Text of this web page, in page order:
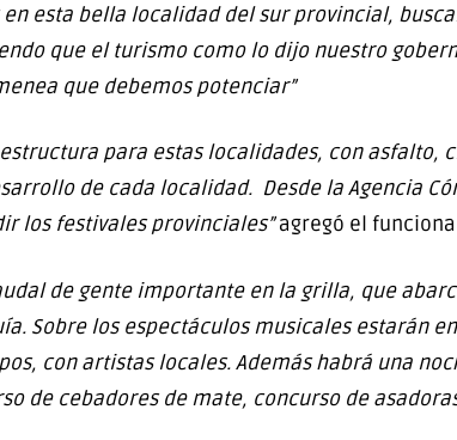
en esta bella localidad del sur provincial,
que el turismo como lo dijo nuestro
que debemos potenciar”
para estas localidades, con asfalto,
de cada localidad. Desde la Agencia
los festivales provinciales”agregó el
de gente importante en la grilla, que
Sobre los espectáculos musicales estarán
con artistas locales. Además habrá una
de cebadores de mate, concurso de